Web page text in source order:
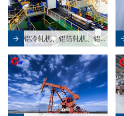
铝冷轧机、铝箔轧机、铝铸轧机及零部件